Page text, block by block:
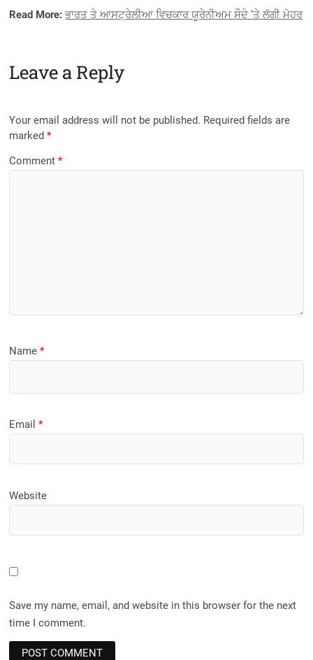
Read More:ਭਾਰਤ ਤੇ ਆਸਟ੍ਰੇਲੀਆ ਵਿਚਕਾਰ ਯੂਰੇਨੀਅਮ ਸੌਦੇ ‘ਤੇ ਲੱਗੀ ਮੋਹਰ
Leave a Reply
Your email address will not be published. Required fields are
marked*
Comment*
Name*
Email*
Website
Save my name, email, and website in this browser for the next
time I comment.